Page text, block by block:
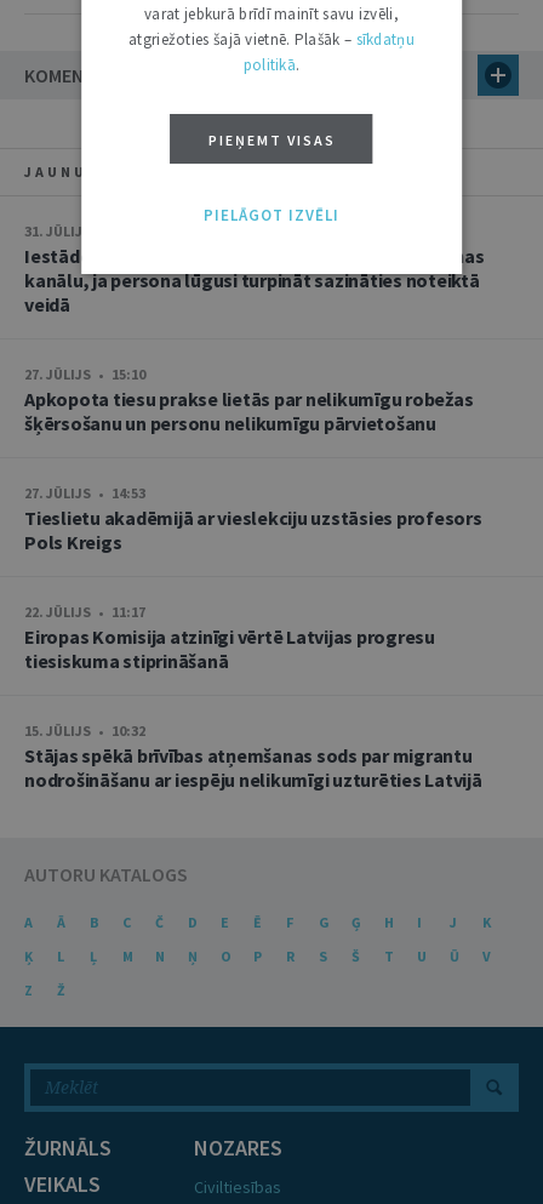
KOMENTĀRI
JAUNUMI
31. JŪLIJS • 08:46
Iestāde nevar bez brīdinājuma mainīt oficiālās saziņas
kanālu, ja persona lūgusi turpināt sazināties noteiktā
veidā
27. JŪLIJS • 15:10
Apkopota tiesu prakse lietās par nelikumīgu robežas
šķērsošanu un personu nelikumīgu pārvietošanu
27. JŪLIJS • 14:53
Tieslietu akadēmijā ar vieslekciju uzstāsies profesors
Pols Kreigs
22. JŪLIJS • 11:17
Eiropas Komisija atzinīgi vērtē Latvijas progresu
tiesiskuma stiprināšanā
15. JŪLIJS • 10:32
Stājas spēkā brīvības atņemšanas sods par migrantu
nodrošināšanu ar iespēju nelikumīgi uzturēties Latvijā
AUTORU KATALOGS
A Ā B C Č D E Ē F G Ģ H I J
K
Ķ
L Ļ M N Ņ O P R S Š T U Ū
V
Z
Ž
ŽURNĀLS
VEIKALS
NOZARES
Civiltiesības
varat jebkurā brīdī mainīt savu izvēli,
atgriežoties šajā vietnē. Plašāk – sīkdatņu
politikā.
PIEŅEMT VISAS
PIELĀGOT IZVĒLI